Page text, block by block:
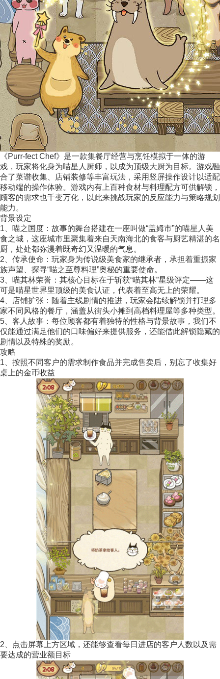
《Purr-fect Chef》是一款集餐厅经营与烹饪模拟于一体的游
戏，玩家将化身为喵星人厨师，以成为顶级大厨为目标。游戏融
合了菜谱收集、店铺装修等丰富玩法，采用竖屏操作设计以适配
移动端的操作体验。游戏内有上百种食材与料理配方可供解锁，
顾客的需求也千变万化，以此来挑战玩家的反应能力与策略规划
能力。
背景设定
1、喵之国度：故事的舞台搭建在一座叫做“盖姆市”的喵星人美
食之城，这座城市里聚集着来自天南海北的食客与厨艺精湛的名
厨，处处都弥漫着既奇幻又温暖的气息。
2、传承使命：玩家身为传说级美食家的继承者，承担着重振家
族声望、探寻“喵之至尊料理”奥秘的重要使命。
3、喵其林荣誉：其核心目标在于斩获“喵其林”星级评定——这
可是喵星世界里顶级的美食认证，代表着至高无上的荣耀。
4、店铺扩张：随着主线剧情的推进，玩家会陆续解锁并打理多
家不同风格的餐厅，涵盖从街头小摊到高档料理屋等多种类型。
5、客人故事：每位顾客都有着独特的性格与背景故事，我们不
仅能通过满足他们的口味偏好来提供服务，还能借此解锁隐藏的
剧情以及特殊的奖励。
攻略
1、按照不同客户的需求制作食品并完成售卖后，别忘了收集好
桌上的金币收益
2、点击屏幕上方区域，还能够查看每日进店的客户人数以及需
要达成的营业额目标